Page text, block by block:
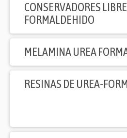
CONSERVADORES
FORMALDEHIDO
MELAMINA UREA
RESINAS DE UREA-